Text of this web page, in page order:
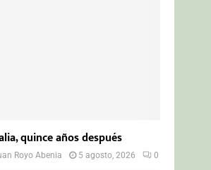
quince años después
Royo Abenia 5 agosto, 2026 0